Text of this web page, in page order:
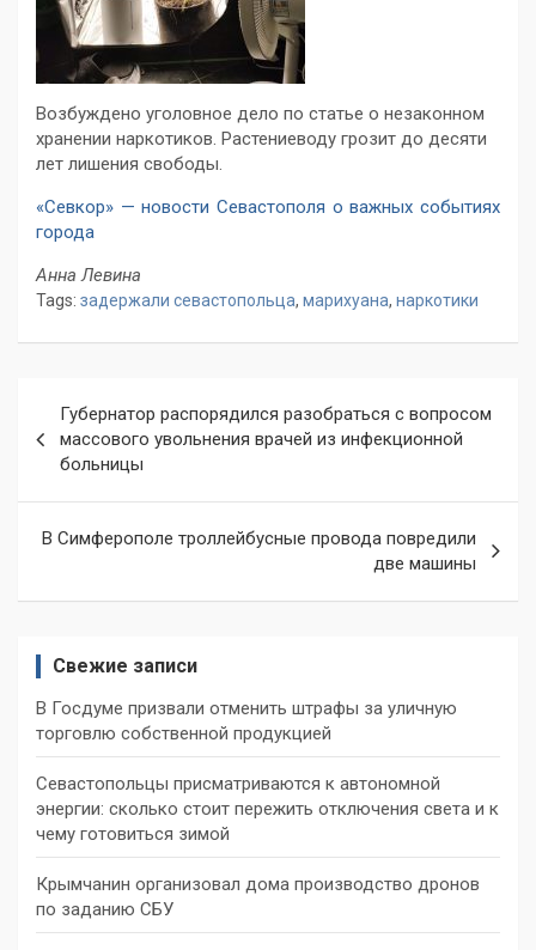
Возбуждено уголовное дело по статье о незаконном
хранении наркотиков. Растениеводу грозит до десяти
лет лишения свободы.
«Севкор» — новости Севастополя о важных событиях
города
Анна Левина
Tags: задержали севастопольца, марихуана, наркотики
по
записям
Губернатор распорядился разобраться с вопросом
массового увольнения врачей из инфекционной
больницы
В Симферополе троллейбусные провода повредили
две машины
Свежие записи
В Госдуме призвали отменить штрафы за уличную
торговлю собственной продукцией
Севастопольцы присматриваются к автономной
энергии: сколько стоит пережить отключения света и к
чему готовиться зимой
Крымчанин организовал дома производство дронов
по заданию СБУ